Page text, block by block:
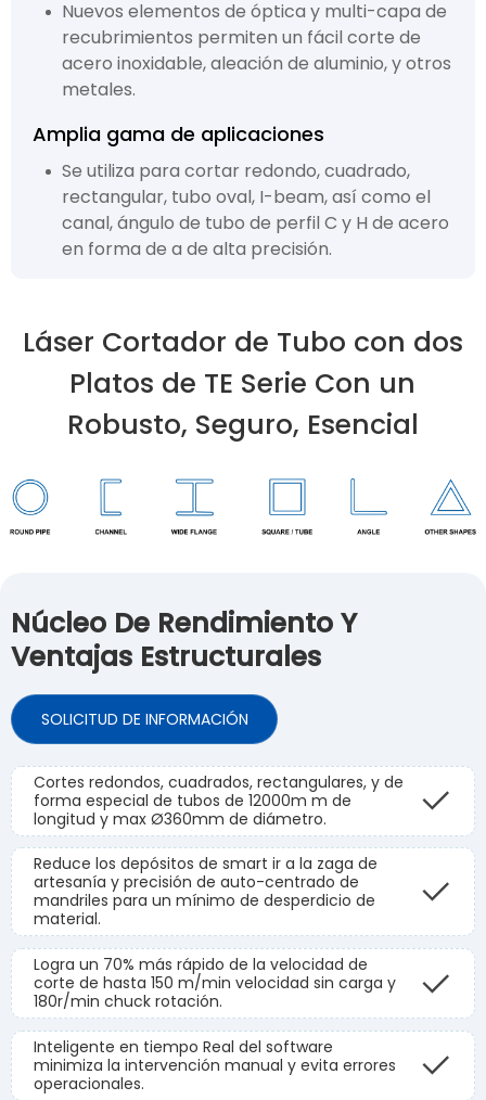
Nuevos elementos de óptica y multi-capa de
recubrimientos permiten un fácil corte de
acero inoxidable, aleación de aluminio, y otros
metales.
Amplia gama de aplicaciones
Se utiliza para cortar redondo, cuadrado,
rectangular, tubo oval, I-beam, así como el
canal, ángulo de tubo de perfil C y H de acero
en forma de a de alta precisión.
Láser Cortador de Tubo con dos
Platos de TE Serie Con un
Robusto, Seguro, Esencial
Núcleo De Rendimiento Y
Ventajas Estructurales
SOLICITUD DE INFORMACIÓN
Cortes redondos, cuadrados, rectangulares, y de
forma especial de tubos de 12000m m de
longitud y max Ø360mm de diámetro.
Reduce los depósitos de smart ir a la zaga de
artesanía y precisión de auto-centrado de
mandriles para un mínimo de desperdicio de
material.
Logra un 70% más rápido de la velocidad de
corte de hasta 150 m/min velocidad sin carga y
180r/min chuck rotación.
Inteligente en tiempo Real del software
minimiza la intervención manual y evita errores
operacionales.